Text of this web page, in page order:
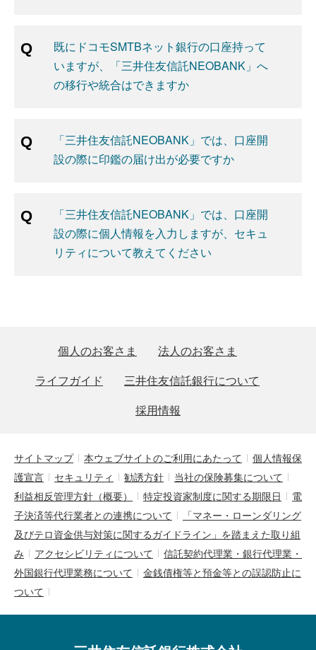
既にドコモSMTBネット銀行の口座持って
いますが、「三井住友信託NEOBANK」へ
の移行や統合はできますか
「三井住友信託NEOBANK」では、口座開
設の際に印鑑の届け出が必要ですか
「三井住友信託NEOBANK」では、口座開
設の際に個人情報を入力しますが、セキュ
リティについて教えてください
個人のお客さま
法人のお客さま
ライフガイド
三井住友信託銀行について
採用情報
サイトマップ 本ウェブサイトのご利用にあたって
個人情報保
護宣言
セキュリティ 勧誘方針
当社の保険募集について
利益相反管理方針（概要）
特定投資家制度に関する期限日
電
子決済等代行業者との連携について
「マネー・ローンダリング
及びテロ資金供与対策に関するガイドライン」を踏まえた取り組
み
アクセシビリティについて
信託契約代理業・銀行代理業・
外国銀行代理業務について
金銭債権等と預金等との誤認防止に
ついて